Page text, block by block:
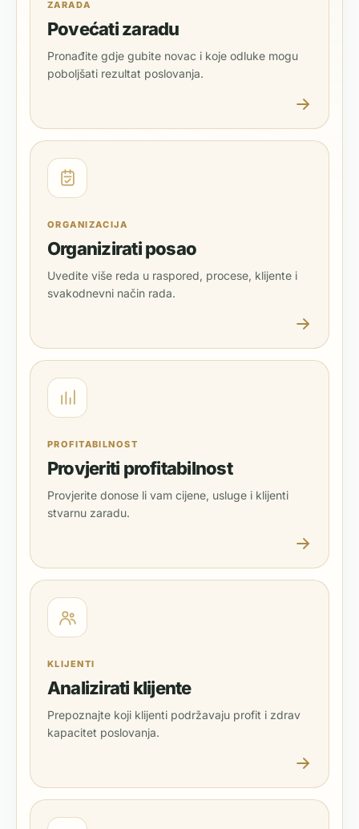
ZARADA
Povećati zaradu
Pronađite gdje gubite novac i koje odluke mogu
poboljšati rezultat poslovanja.
ORGANIZACIJA
Organizirati posao
Uvedite više reda u raspored, procese, klijente i
svakodnevni način rada.
PROFITABILNOST
Provjeriti profitabilnost
Provjerite donose li vam cijene, usluge i klijenti
stvarnu zaradu.
KLIJENTI
Analizirati klijente
Prepoznajte koji klijenti podržavaju profit i zdrav
kapacitet poslovanja.